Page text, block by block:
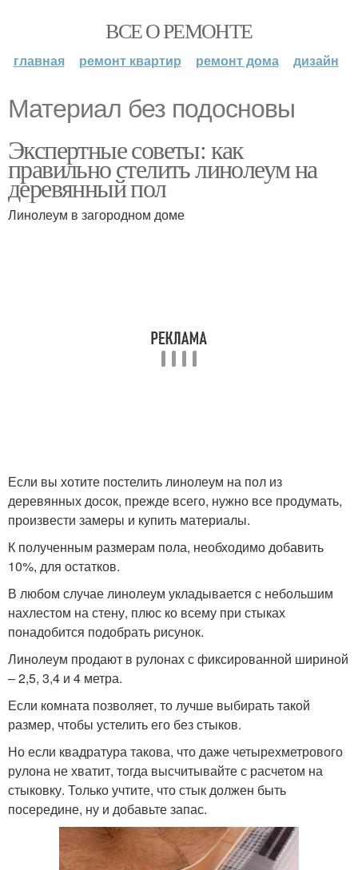
ВСЕ О РЕМОНТЕ
главная ремонт квартир ремонт дома дизайн
Материал без подосновы
Экспертные советы: как
правильно стелить линолеум на
деревянный пол
Линолеум в загородном доме
Если вы хотите постелить линолеум на пол из
деревянных досок, прежде всего, нужно все продумать,
произвести замеры и купить материалы.
К полученным размерам пола, необходимо добавить
10%, для остатков.
В любом случае линолеум укладывается с небольшим
нахлестом на стену, плюс ко всему при стыках
понадобится подобрать рисунок.
Линолеум продают в рулонах с фиксированной шириной
– 2,5, 3,4 и 4 метра.
Если комната позволяет, то лучше выбирать такой
размер, чтобы устелить его без стыков.
Но если квадратура такова, что даже четырехметрового
рулона не хватит, тогда высчитывайте с расчетом на
стыковку. Только учтите, что стык должен быть
посередине, ну и добавьте запас.